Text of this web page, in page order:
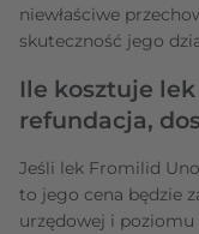
niewłaściwe
skuteczność jego
Ile kosztuje
refundacja,
Jeśli lek Fromilid
to jego cena będzie
urzędowej i